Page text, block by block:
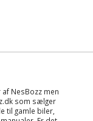
NesBozz men
som sælger
til gamle biler,